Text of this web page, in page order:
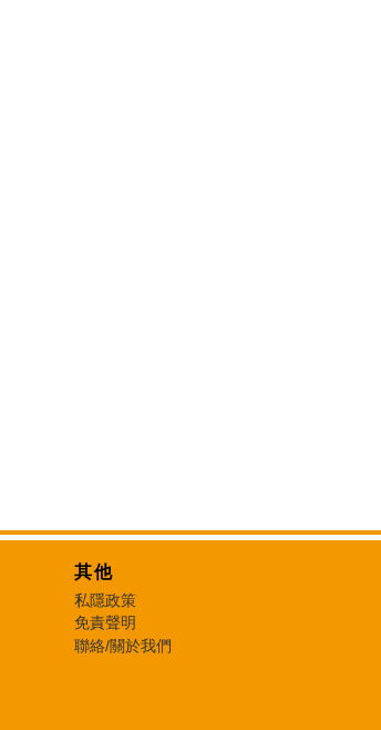
其他
私隱政策
免責聲明
聯絡/關於我們